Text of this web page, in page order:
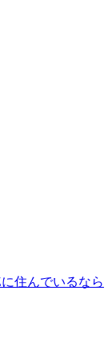
住んでいるなら